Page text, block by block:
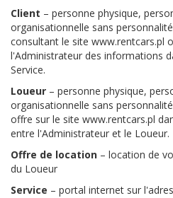
Client – personne physique,
organisationnelle sans
consultant le site www.rentcars.pl
l'Administrateur des informations
Service.
Loueur – personne physique,
organisationnelle sans
offre sur le site www.rentcars.pl
entre l'Administrateur et le Loueur.
Offre de location – location de
du Loueur
Service – portal internet sur